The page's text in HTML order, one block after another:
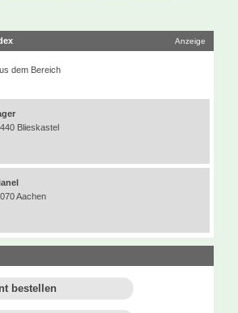
Anzeige
dem Bereich
Blieskastel
Aachen
bestellen